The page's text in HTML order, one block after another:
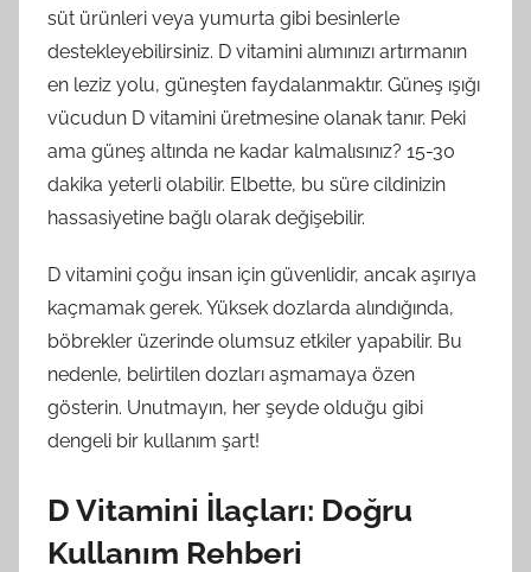
süt ürünleri veya yumurta gibi besinlerle
destekleyebilirsiniz. D vitamini alımınızı artırmanın
en leziz yolu, güneşten faydalanmaktır. Güneş ışığı
vücudun D vitamini üretmesine olanak tanır. Peki
ama güneş altında ne kadar kalmalısınız? 15-30
dakika yeterli olabilir. Elbette, bu süre cildinizin
hassasiyetine bağlı olarak değişebilir.
D vitamini çoğu insan için güvenlidir, ancak aşırıya
kaçmamak gerek. Yüksek dozlarda alındığında,
böbrekler üzerinde olumsuz etkiler yapabilir. Bu
nedenle, belirtilen dozları aşmamaya özen
gösterin. Unutmayın, her şeyde olduğu gibi
dengeli bir kullanım şart!
D Vitamini İlaçları: Doğru
Kullanım Rehberi